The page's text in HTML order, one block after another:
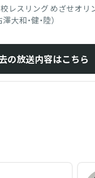
校レスリング めざせオリ
大和・健・陸）
の放送内容はこちら